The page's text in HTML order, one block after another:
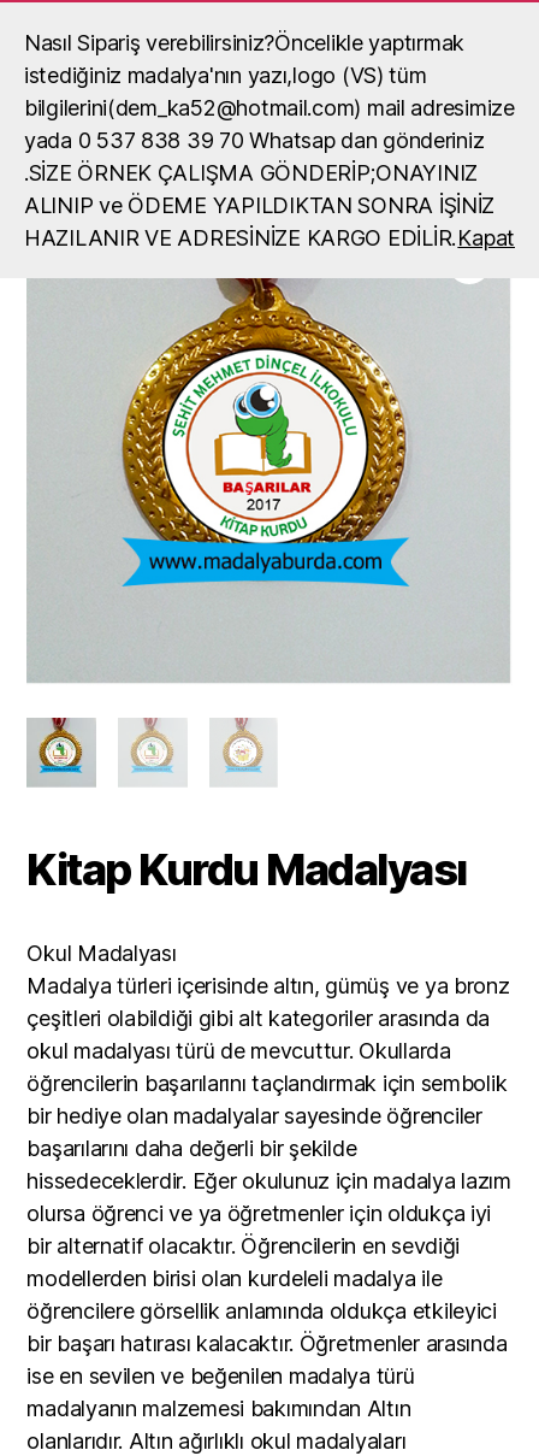
Nasıl Sipariş verebilirsiniz?Öncelikle yaptırmak
istediğiniz madalya'nın yazı,logo (VS) tüm
bilgilerini(dem_ka52@hotmail.com) mail adresimize
yada 0 537 838 39 70 Whatsap dan gönderiniz
.SİZE ÖRNEK ÇALIŞMA GÖNDERİP;ONAYINIZ
ALINIP ve ÖDEME YAPILDIKTAN SONRA İŞİNİZ
HAZILANIR VE ADRESİNİZE KARGO EDİLİR.Kapat
Madalya, madalya yaptırma, okul
madalya örneği
Ana Sayfa/ Madalyalar/Madalya/ Kitap Kurdu Madalyası
Kitap Kurdu Madalyası
Okul Madalyası
Madalya türleri içerisinde altın, gümüş ve ya bronz
çeşitleri olabildiği gibi alt kategoriler arasında da
okul madalyası türü de mevcuttur. Okullarda
öğrencilerin başarılarını taçlandırmak için sembolik
bir hediye olan madalyalar sayesinde öğrenciler
başarılarını daha değerli bir şekilde
hissedeceklerdir. Eğer okulunuz için madalya lazım
olursa öğrenci ve ya öğretmenler için oldukça iyi
bir alternatif olacaktır. Öğrencilerin en sevdiği
modellerden birisi olan kurdeleli madalya ile
öğrencilere görsellik anlamında oldukça etkileyici
bir başarı hatırası kalacaktır. Öğretmenler arasında
ise en sevilen ve beğenilen madalya türü
madalyanın malzemesi bakımından Altın
olanlarıdır. Altın ağırlıklı okul madalyaları